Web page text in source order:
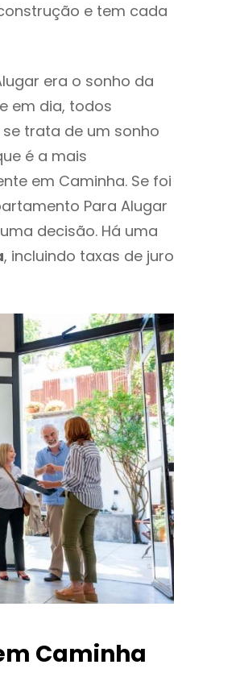
e tem cada
era o sonho da
em dia, todos
trata de um sonho
é a mais
em Caminha. Se foi
Para Alugar
decisão. Há uma
, incluindo taxas de juro
Caminha